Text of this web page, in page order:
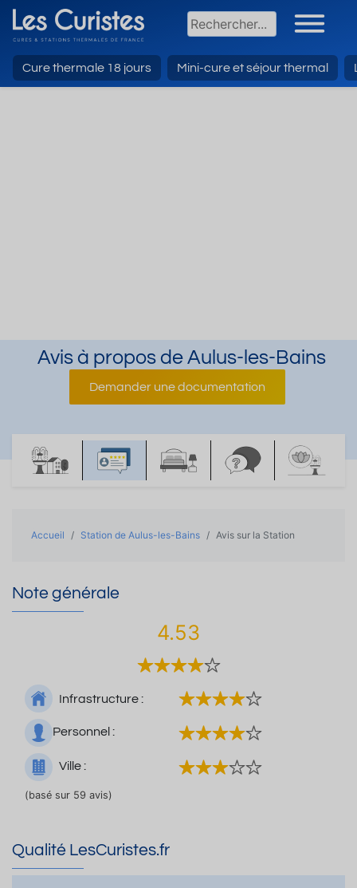
Cure thermale 18 jours Mini-cure et séjour thermal
Avis à propos de Aulus-les-Bains
Demander une documentation
Accueil Station de Aulus-les-Bains Avis sur la Station
Note générale
4.53
Infrastructure :
Personnel :
Ville :
(basé sur 59 avis)
Qualité LesCuristes.fr